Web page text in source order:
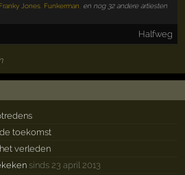
Franky Jones Funkerman en nog 32 andere artiesten
Halfweg
toekomst
verleden
sinds 23 april 2013